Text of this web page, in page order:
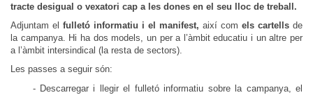
tracte desigual o vexatori cap a les dones en el seu lloc de treball.
Adjuntam el fulletó informatiu i el manifest, així com els cartells de
la campanya. Hi ha dos models, un per a l’àmbit educatiu i un altre per
a l’àmbit intersindical (la resta de sectors).
Les passes a seguir són:
Descarregar i llegir el fulletó informatiu sobre la campanya, el